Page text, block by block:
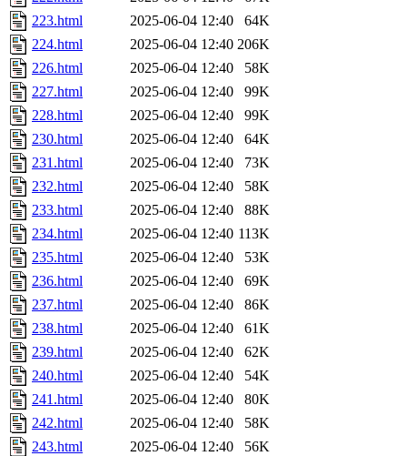
223.html
2025-06-04 12:40
64K
224.html
2025-06-04 12:40 206K
226.html
2025-06-04 12:40
58K
227.html
2025-06-04 12:40
99K
228.html
2025-06-04 12:40
99K
230.html
2025-06-04 12:40
64K
231.html
2025-06-04 12:40
73K
232.html
2025-06-04 12:40
58K
233.html
2025-06-04 12:40
88K
234.html
2025-06-04 12:40 113K
235.html
2025-06-04 12:40
53K
236.html
2025-06-04 12:40
69K
237.html
2025-06-04 12:40
86K
238.html
2025-06-04 12:40
61K
239.html
2025-06-04 12:40
62K
240.html
2025-06-04 12:40
54K
241.html
2025-06-04 12:40
80K
242.html
2025-06-04 12:40
58K
243.html
2025-06-04 12:40
56K